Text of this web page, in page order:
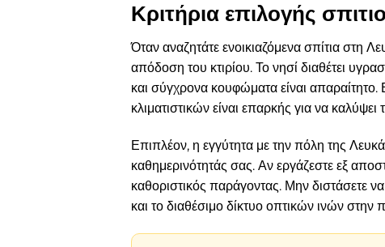
Κριτήρια επιλογής
Όταν αναζητάτε ενοικιαζόμενα σπίτια στη
απόδοση του κτιρίου. Το νησί διαθέτει
και σύγχρονα κουφώματα είναι
κλιματιστικών είναι επαρκής για να
Επιπλέον, η εγγύτητα με την πόλη της
καθημερινότητάς σας. Αν εργάζεστε εξ
καθοριστικός παράγοντας. Μην διστάσετε
και το διαθέσιμο δίκτυο οπτικών ινών στην